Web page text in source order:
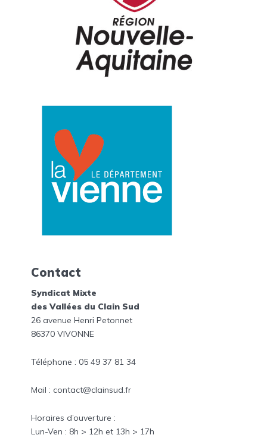
Contact
Syndicat Mixte
des Vallées du Clain Sud
26 avenue Henri Petonnet
86370 VIVONNE
Téléphone : 05 49 37 81 34
Mail : contact@clainsud.fr
Horaires d’ouverture :
Lun-Ven : 8h > 12h et 13h > 17h